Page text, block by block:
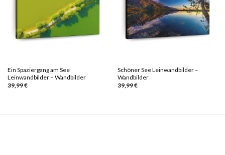
Ein Spaziergang am See
Leinwandbilder – Wandbilder
39,99€
Schöner See Leinwandbilder –
Wandbilder
39,99€